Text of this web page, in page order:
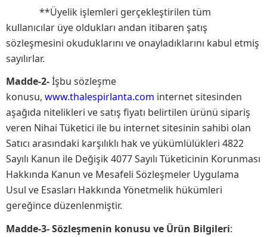
**Üyelik işlemleri gerçekleştirilen tüm
kullanıcılar üye oldukları andan itibaren şatış
sözleşmesini okuduklarını ve onayladıklarını kabul etmiş
sayılırlar.
Madde-2-İşbu sözleşme
konusu, www.thalespirlanta.com internet sitesinden
aşağıda nitelikleri ve satış fiyatı belirtilen ürünü sipariş
veren Nihai Tüketici ile bu internet sitesinin sahibi olan
Satıcı arasındaki karşılıklı hak ve yükümlülükleri 4822
Sayılı Kanun ile Değişik 4077 Sayılı Tüketicinin Korunması
Hakkında Kanun ve Mesafeli Sözleşmeler Uygulama
Usul ve Esasları Hakkında Yönetmelik hükümleri
gereğince düzenlenmiştir.
Madde-3- Sözleşmenin konusu ve Ürün Bilgileri: